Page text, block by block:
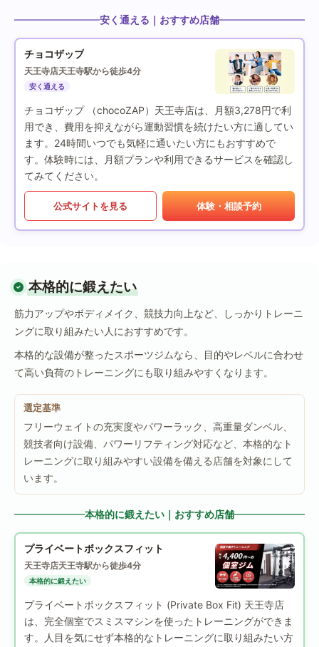
安く通える｜おすすめ店舗
チョコザップ
天王寺店天王寺駅から徒歩4分
安く通える
チョコザップ （chocoZAP）天王寺店は、月額3,278円で利
用でき、費用を抑えながら運動習慣を続けたい方に適してい
ます。24時間いつでも気軽に通いたい方にもおすすめで
す。体験時には、月額プランや利用できるサービスを確認し
てみてください。
公式サイトを見る 体験・相談予約
本格的に鍛えたい
筋力アップやボディメイク、競技力向上など、しっかりトレーニ
ングに取り組みたい人におすすめです。
本格的な設備が整ったスポーツジムなら、目的やレベルに合わせ
て高い負荷のトレーニングにも取り組みやすくなります。
選定基準
フリーウェイトの充実度やパワーラック、高重量ダンベル、
競技者向け設備、パワーリフティング対応など、本格的なト
レーニングに取り組みやすい設備を備える店舗を対象にして
います。
本格的に鍛えたい｜おすすめ店舗
プライベートボックスフィット
天王寺店天王寺駅から徒歩4分
本格的に鍛えたい
プライベートボックスフィット (Private Box Fit) 天王寺店
は、完全個室でスミスマシンを使ったトレーニングができま
す。人目を気にせず本格的なトレーニングに取り組みたい方